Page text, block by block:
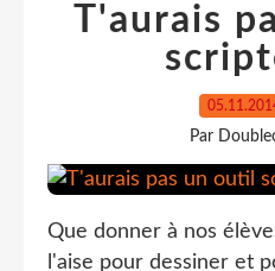
T'aurais
Par
Que donner à nos
l'aise pour dessiner et